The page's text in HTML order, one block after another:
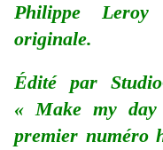
Philippe Leroy
originale.
Édité par
« Make my
premier numéro